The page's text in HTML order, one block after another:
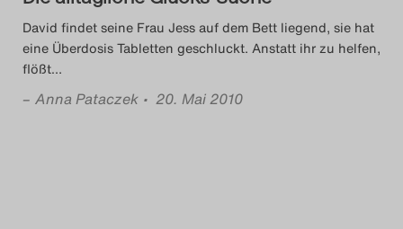
David findet seine Frau Jess auf dem Bett liegend, sie hat
eine Überdosis Tabletten geschluckt. Anstatt ihr zu helfen,
flößt…
– Anna Pataczek • 20. Mai 2010